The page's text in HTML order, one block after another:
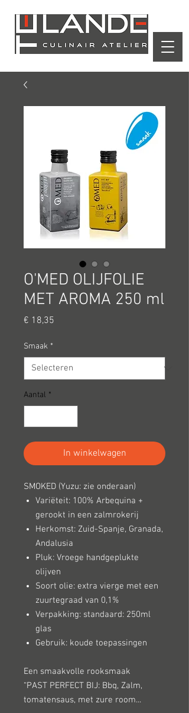
O'MED OLIJFOLIE
MET AROMA 250 ml
€ 18,35
Smaak *
Aantal *
In winkelwagen
SMOKED (Yuzu: zie onderaan)
Variëteit: 100% Arbequina +
gerookt in een zalmrokerij
Herkomst: Zuid-Spanje, Granada,
Andalusia
Pluk: Vroege handgeplukte
olijven
Soort olie: extra vierge met een
zuurtegraad van 0,1%
Verpakking: standaard: 250ml
glas
Gebruik: koude toepassingen
Een smaakvolle rooksmaak
“PAST PERFECT BIJ: Bbq, Zalm,
tomatensaus, met zure room...